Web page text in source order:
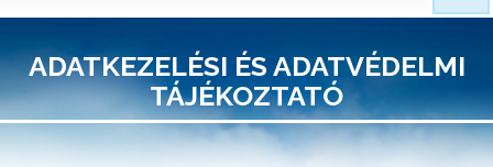
ADATKEZELÉSI ÉS ADATVÉDELMI
TÁJÉKOZTATÓ